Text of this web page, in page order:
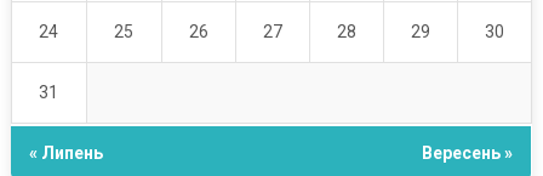
24 25 26 27 28 29 30
31
« Липень Вересень »